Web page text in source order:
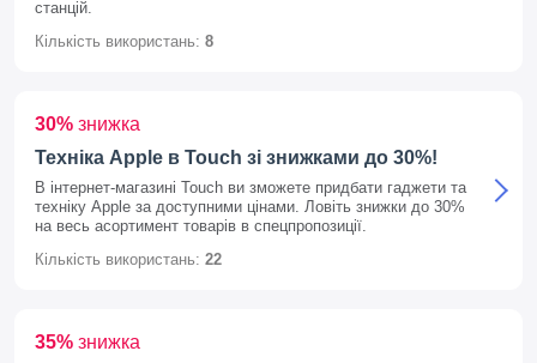
станцій.
Кількість використань: 8
30% знижка
Техніка Apple в Touch зі знижками до 30%!
В інтернет-магазині Touch ви зможете придбати гаджети та
техніку Apple за доступними цінами. Ловіть знижки до 30%
на весь асортимент товарів в спецпропозиції.
Кількість використань: 22
35% знижка